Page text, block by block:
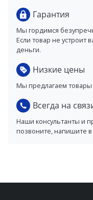
Гарантия
Мы гордимся
Если товар не устроит
деньги.
Низкие цены
Мы предлагаем
Всегда на
Наши консультанты и
позвоните, напишите в